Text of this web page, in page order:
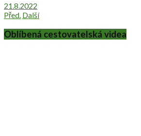
21.8.2022
Před. Další
Oblíbená cestovatelská videa